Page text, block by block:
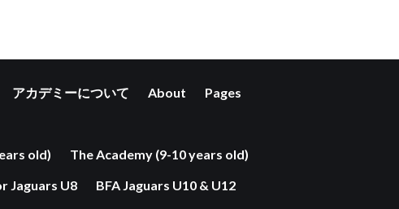
アカデミーについて About
Pages
old)
The Academy (9-10 years old)
Jaguars U8 BFA Jaguars U10 & U12